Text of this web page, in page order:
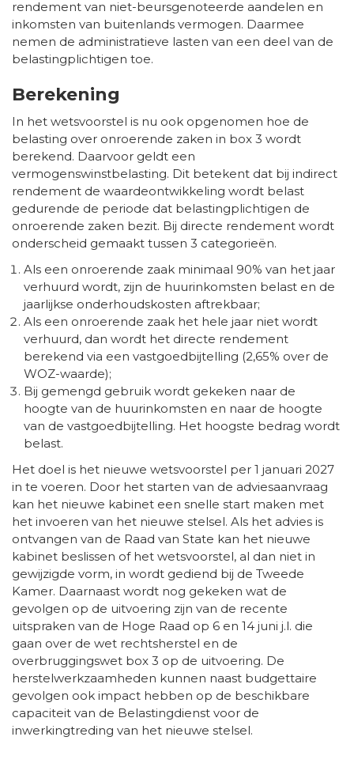
rendement van niet-beursgenoteerde aandelen en
inkomsten van buitenlands vermogen. Daarmee
nemen de administratieve lasten van een deel van de
belastingplichtigen toe.
Berekening
In het wetsvoorstel is nu ook opgenomen hoe de
belasting over onroerende zaken in box 3 wordt
berekend. Daarvoor geldt een
vermogenswinstbelasting. Dit betekent dat bij indirect
rendement de waardeontwikkeling wordt belast
gedurende de periode dat belastingplichtigen de
onroerende zaken bezit. Bij directe rendement wordt
onderscheid gemaakt tussen 3 categorieën.
Als een onroerende zaak minimaal 90% van het jaar
verhuurd wordt, zijn de huurinkomsten belast en de
jaarlijkse onderhoudskosten aftrekbaar;
Als een onroerende zaak het hele jaar niet wordt
verhuurd, dan wordt het directe rendement
berekend via een vastgoedbijtelling (2,65% over de
WOZ-waarde);
Bij gemengd gebruik wordt gekeken naar de
hoogte van de huurinkomsten en naar de hoogte
van de vastgoedbijtelling. Het hoogste bedrag wordt
belast.
Het doel is het nieuwe wetsvoorstel per 1 januari 2027
in te voeren. Door het starten van de adviesaanvraag
kan het nieuwe kabinet een snelle start maken met
het invoeren van het nieuwe stelsel. Als het advies is
ontvangen van de Raad van State kan het nieuwe
kabinet beslissen of het wetsvoorstel, al dan niet in
gewijzigde vorm, in wordt gediend bij de Tweede
Kamer. Daarnaast wordt nog gekeken wat de
gevolgen op de uitvoering zijn van de recente
uitspraken van de Hoge Raad op 6 en 14 juni j.l. die
gaan over de wet rechtsherstel en de
overbruggingswet box 3 op de uitvoering. De
herstelwerkzaamheden kunnen naast budgettaire
gevolgen ook impact hebben op de beschikbare
capaciteit van de Belastingdienst voor de
inwerkingtreding van het nieuwe stelsel.